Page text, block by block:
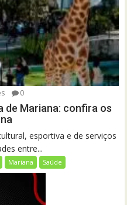
0
de Mariana: confira os
esportiva e de serviços
entre...
Mariana Saúde